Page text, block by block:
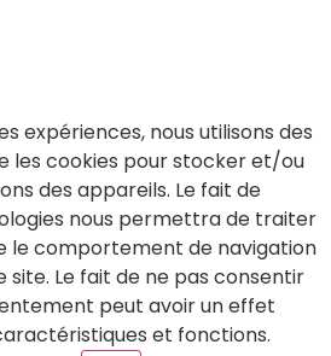
expériences, nous utilisons des
les cookies pour stocker et/ou
des appareils. Le fait de
nous permettra de traiter
le comportement de navigation
site. Le fait de ne pas consentir
peut avoir un effet
et fonctions.